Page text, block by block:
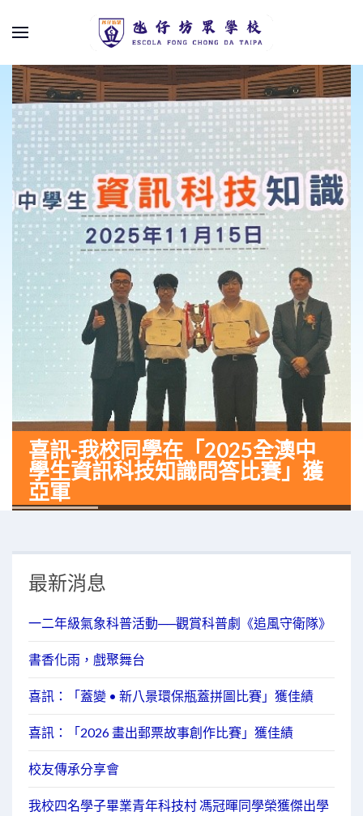
喜訊-我校同學在「2025全澳中
學生資訊科技知識問答比賽」獲
亞軍
最新消息
一二年級氣象科普活動──觀賞科普劇《追風守衛隊》
書香化雨，戲聚舞台
喜訊：「蓋變 • 新八景環保瓶蓋拼圖比賽」獲佳績
喜訊：「2026 畫出郵票故事創作比賽」獲佳績
校友傳承分享會
我校四名學子畢業青年科技村 馮冠暉同學榮獲傑出學